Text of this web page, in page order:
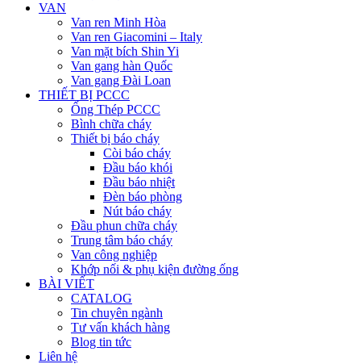
VAN
Van ren Minh Hòa
Van ren Giacomini – Italy
Van mặt bích Shin Yi
Van gang hàn Quốc
Van gang Đài Loan
THIẾT BỊ PCCC
Ống Thép PCCC
Bình chữa cháy
Thiết bị báo cháy
Còi báo cháy
Đầu báo khói
Đầu báo nhiệt
Đèn báo phòng
Nút báo cháy
Đầu phun chữa cháy
Trung tâm báo cháy
Van công nghiệp
Khớp nối & phụ kiện đường ống
BÀI VIẾT
CATALOG
Tin chuyên ngành
Tư vấn khách hàng
Blog tin tức
Liên hệ